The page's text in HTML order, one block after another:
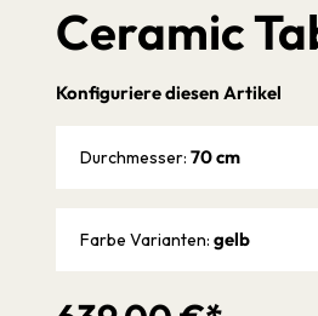
Ceramic
Konfiguriere diesen Artikel
Durchmesser: 70 cm
Farbe Varianten: gelb